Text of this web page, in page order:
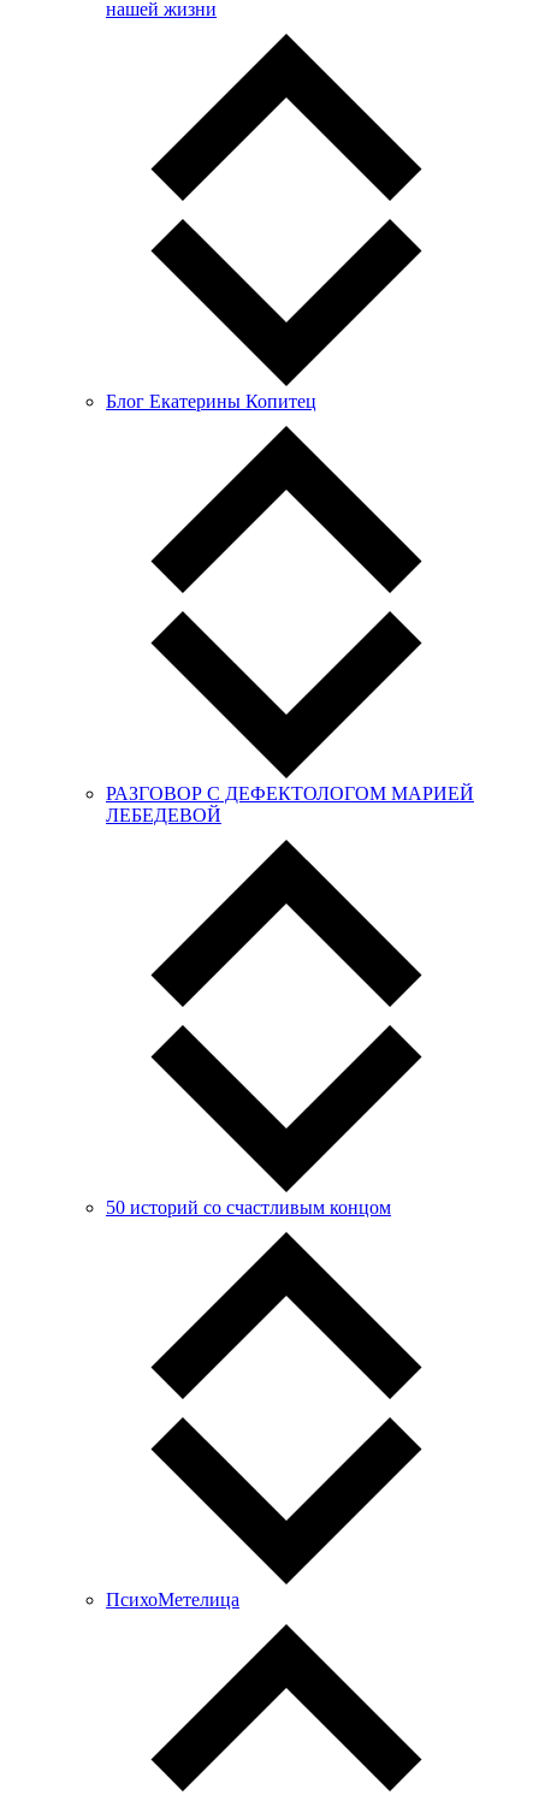
нашей жизни
Блог Екатерины Копитец
РАЗГОВОР С ДЕФЕКТОЛОГОМ МАРИЕЙ
ЛЕБЕДЕВОЙ
50 историй со счастливым концом
ПсихоМетелица